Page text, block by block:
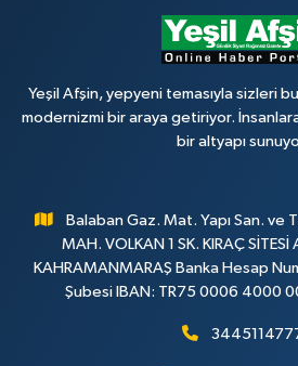
Yeşil Afşin, yepyeni temasıyla sizleri
modernizmi bir araya getiriyor.
bir altyapı
Balaban Gaz. Mat. Yapı San. ve
MAH. VOLKAN 1 SK. KIRAÇ
KAHRAMANMARAŞ Banka Hesap
Şubesi IBAN: TR75 0006 4000